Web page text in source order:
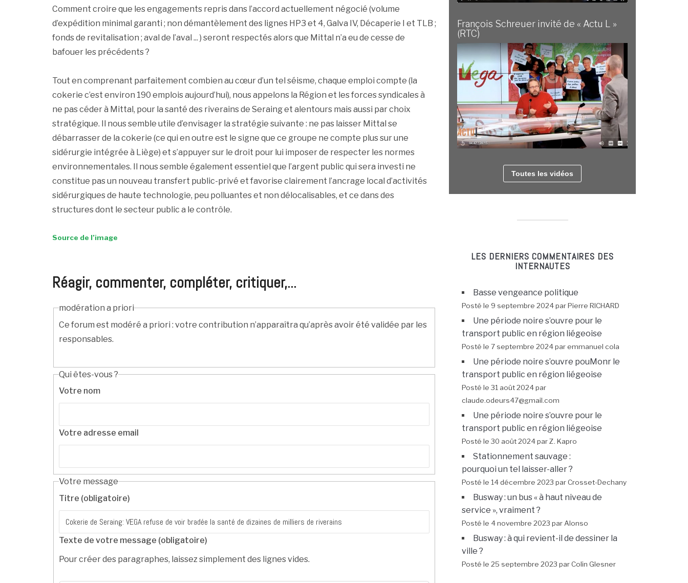
Comment croire que les engagements repris dans l’accord actuellement négocié (volume
d’expédition minimal garanti ; non démantèlement des lignes HP3 et 4, Galva IV, Décaperie I et TLB ;
fonds de revitalisation ; aval de l’aval ... ) seront respectés alors que Mittal n’a eu de cesse de
bafouer les précédents ?
Tout en comprenant parfaitement combien au cœur d’un tel séisme, chaque emploi compte (la
cokerie c’est environ 190 emplois aujourd’hui), nous appelons la Région et les forces syndicales à
ne pas céder à Mittal, pour la santé des riverains de Seraing et alentours mais aussi par choix
stratégique. Il nous semble utile d’envisager la stratégie suivante : ne pas laisser Mittal se
débarrasser de la cokerie (ce qui en outre est le signe que ce groupe ne compte plus sur une
sidérurgie intégrée à Liège) et s’appuyer sur le droit pour lui imposer de respecter les normes
environnementales. Il nous semble également essentiel que l’argent public qui sera investi ne
constitue pas un nouveau transfert public-privé et favorise clairement l’ancrage local d’activités
sidérurgiques de haute technologie, peu polluantes et non délocalisables, et ce dans des
structures dont le secteur public a le contrôle.
Source de l’image
Réagir, commenter, compléter, critiquer,...
modération a priori
Ce forum est modéré a priori : votre contribution n’apparaîtra qu’après avoir été validée par les
responsables.
Qui êtes-vous ?
Votre nom
Votre adresse email
Votre message
Titre (obligatoire)
Texte de votre message (obligatoire)
Pour créer des paragraphes, laissez simplement des lignes vides.
François Schreuer invité de « Actu L »
(RTC)
Toutes les vidéos
LES DERNIERS COMMENTAIRES DES
INTERNAUTES
Basse vengeance politique
Posté le 9 septembre 2024 par Pierre RICHARD
Une période noire s’ouvre pour le
transport public en région liégeoise
Posté le 7 septembre 2024 par emmanuel cola
Une période noire s’ouvre pouMonr le
transport public en région liégeoise
Posté le 31 août 2024 par
claude.odeurs47@gmail.com
Une période noire s’ouvre pour le
transport public en région liégeoise
Posté le 30 août 2024 par Z. Kapro
Stationnement sauvage :
pourquoi un tel laisser-aller ?
Posté le 14 décembre 2023 par Crosset-Dechany
Busway : un bus « à haut niveau de
service », vraiment ?
Posté le 4 novembre 2023 par Alonso
Busway : à qui revient-il de dessiner la
ville ?
Posté le 25 septembre 2023 par Colin Glesner